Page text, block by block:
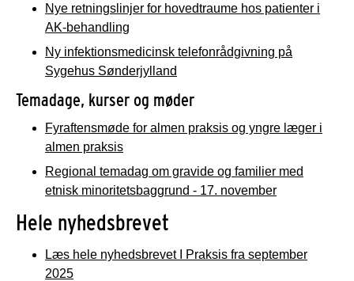
Nye retningslinjer for hovedtraume hos patienter i
AK-behandling
Ny infektionsmedicinsk telefonrådgivning på
Sygehus Sønderjylland
Temadage, kurser og møder
Fyraftensmøde for almen praksis og yngre læger i
almen praksis
Regional temadag om gravide og familier med
etnisk minoritetsbaggrund - 17. november
Hele nyhedsbrevet
Læs hele nyhedsbrevet I Praksis fra september
2025